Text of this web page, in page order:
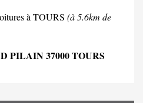
à TOURS (à 5.6km de
PILAIN 37000 TOURS